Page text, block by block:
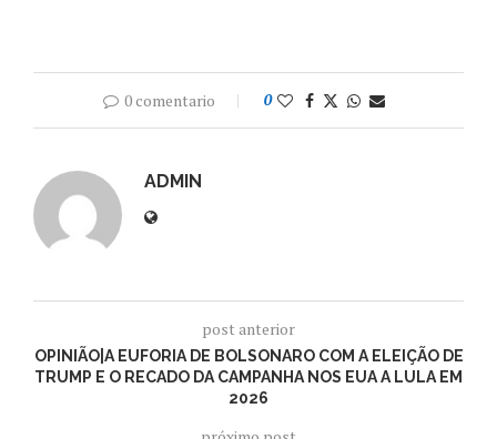
0 comentario 0
ADMIN
post anterior
OPINIÃO|A EUFORIA DE BOLSONARO COM A ELEIÇÃO DE
TRUMP E O RECADO DA CAMPANHA NOS EUA A LULA EM
2026